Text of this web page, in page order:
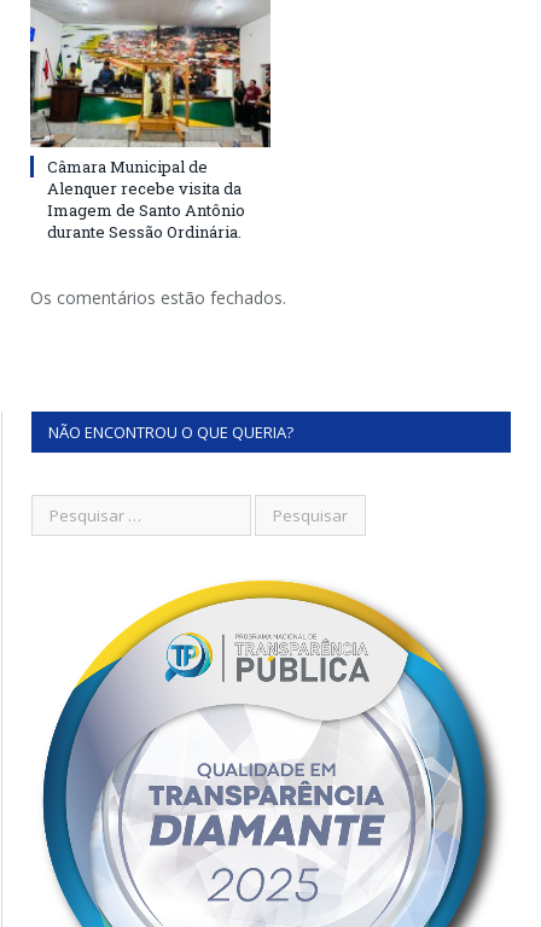
Câmara Municipal de
Alenquer recebe visita da
Imagem de Santo Antônio
durante Sessão Ordinária.
Os comentários estão fechados.
NÃO ENCONTROU O QUE QUERIA?